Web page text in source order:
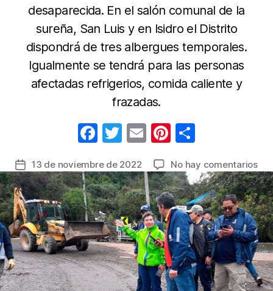
desaparecida. En el salón comunal de la
sureña, San Luis y en Isidro el Distrito
dispondrá de tres albergues temporales.
Igualmente se tendrá para las personas
afectadas refrigerios, comida caliente y
frazadas.
F
c
e
b
o
o
k
T
itt
er
E
ail
Pi
er
e
st
m
p
ar
tir
Fecha
de
la
entrada
13 de noviembre de 2022 No hay comentariosen
10
en
y
15
en